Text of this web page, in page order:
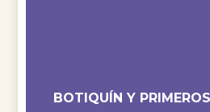
BOTIQUÍN Y